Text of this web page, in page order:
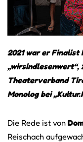
2021 war er Finalist
„wirsindlesenwert“,
Theaterverband
Monolog bei
Die Rede ist von
Reischach